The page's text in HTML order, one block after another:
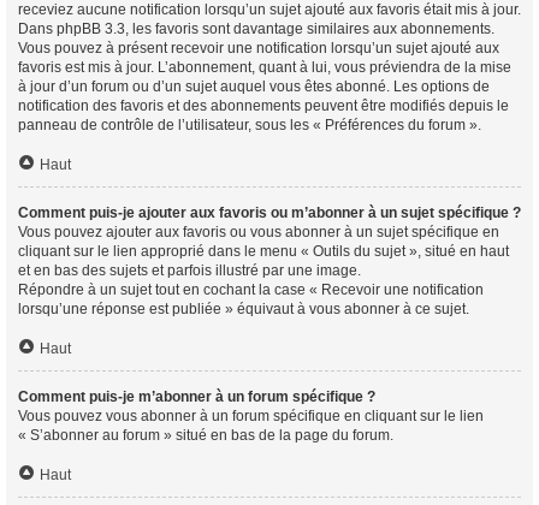
receviez aucune notification lorsqu’un sujet ajouté aux favoris était mis à jour.
Dans phpBB 3.3, les favoris sont davantage similaires aux abonnements.
Vous pouvez à présent recevoir une notification lorsqu’un sujet ajouté aux
favoris est mis à jour. L’abonnement, quant à lui, vous préviendra de la mise
à jour d’un forum ou d’un sujet auquel vous êtes abonné. Les options de
notification des favoris et des abonnements peuvent être modifiés depuis le
panneau de contrôle de l’utilisateur, sous les « Préférences du forum ».
Haut
Comment puis-je ajouter aux favoris ou m’abonner à un sujet spécifique ?
Vous pouvez ajouter aux favoris ou vous abonner à un sujet spécifique en
cliquant sur le lien approprié dans le menu « Outils du sujet », situé en haut
et en bas des sujets et parfois illustré par une image.
Répondre à un sujet tout en cochant la case « Recevoir une notification
lorsqu’une réponse est publiée » équivaut à vous abonner à ce sujet.
Haut
Comment puis-je m’abonner à un forum spécifique ?
Vous pouvez vous abonner à un forum spécifique en cliquant sur le lien
« S’abonner au forum » situé en bas de la page du forum.
Haut